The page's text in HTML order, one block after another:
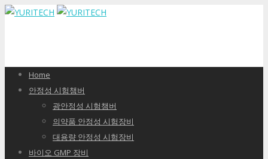
Home
안정성 시험챔버
광안정성 시험챔버
의약품 안정성 시험장비
대용량 안정성 시험장비
바이오 GMP 장비